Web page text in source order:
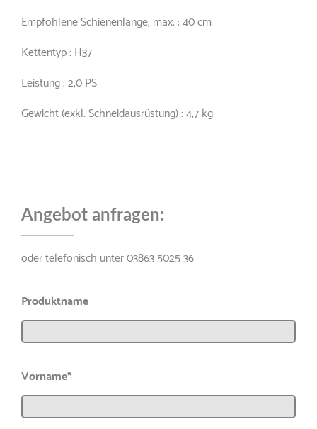
Empfohlene Schienenlänge, max. : 40 cm
Kettentyp : H37
Leistung : 2,0 PS
Gewicht (exkl. Schneidausrüstung) : 4,7 kg
Angebot anfragen:
oder telefonisch unter 03863 5025 36
Produktname
Vorname*